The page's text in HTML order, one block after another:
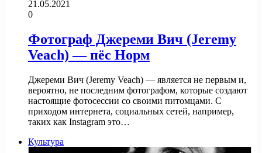
21.05.2021
0
Фотограф Джереми Вич (Jeremy
Veach) — пёс Норм
Джереми Вич (Jeremy Veach) — является не первым и,
вероятно, не последним фотографом, которые создают
настоящие фотосессии со своими питомцами. С
приходом интернета, социальных сетей, например,
таких как Instagram это…
Культура